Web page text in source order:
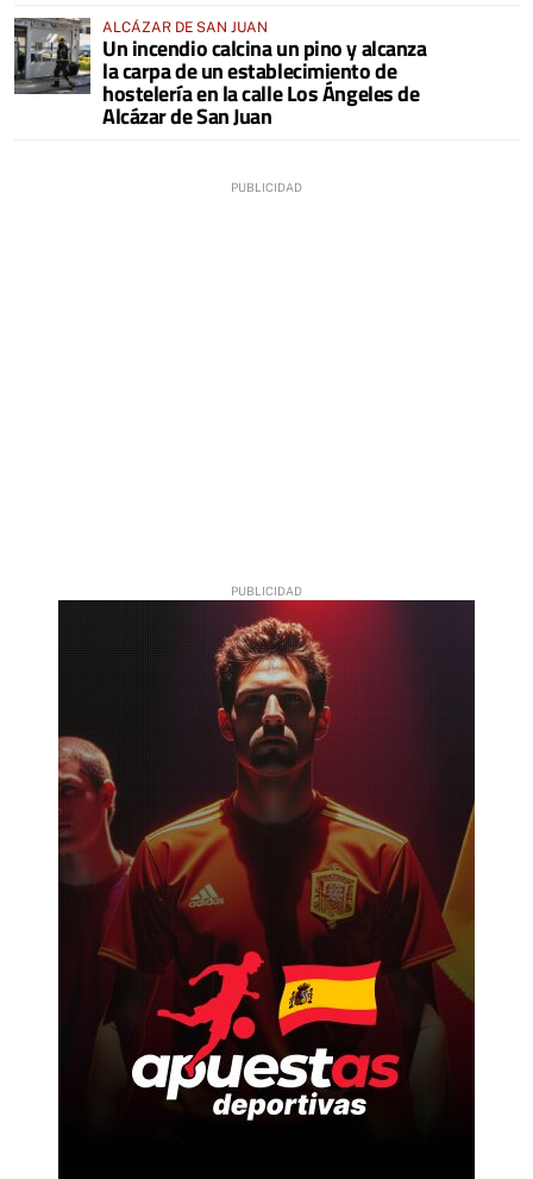
ALCÁZAR DE SAN JUAN
Un incendio calcina un pino y alcanza
la carpa de un establecimiento de
hostelería en la calle Los Ángeles de
Alcázar de San Juan